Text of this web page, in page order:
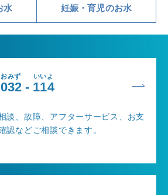
水 妊娠・育児のお水
032
おみず
- 114
いいよ
談、故障、アフターサービス、お支
認などご相談できます。